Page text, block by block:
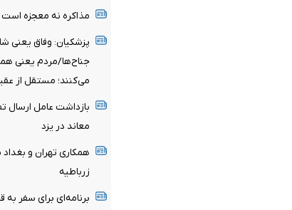
مذاکره نه معجزه
پزشکیان: وفاق یعنی
جناح‌ها/مردم یعنی
می‌کنند؛ مستقل از
بازداشت عامل ارسال
معاند در یزد
همکاری تهران و بغداد
زرباطیه
برنامه‌ای برای سفر به